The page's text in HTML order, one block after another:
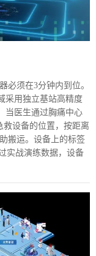
必须在3分钟内到位。
采用独立基站高精度
当医生通过胸痛中心
救设备的位置，按距离
搬运。设备上的标签
实战演练数据，设备